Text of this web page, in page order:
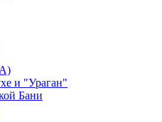
и "Ураган"
Бани